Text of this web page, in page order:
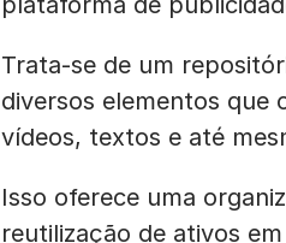
Trata-se de um
diversos elementos que
vídeos, textos e até
Isso oferece uma
reutilização de ativos